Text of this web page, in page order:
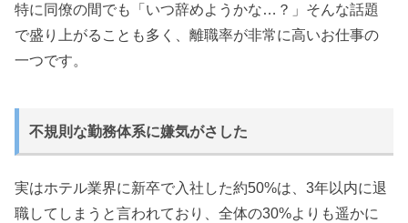
特に同僚の間でも「いつ辞めようかな…？」そんな話題
で盛り上がることも多く、離職率が非常に高いお仕事の
一つです。
不規則な勤務体系に嫌気がさした
実はホテル業界に新卒で入社した約50%は、3年以内に退
職してしまうと言われており、全体の30%よりも遥かに